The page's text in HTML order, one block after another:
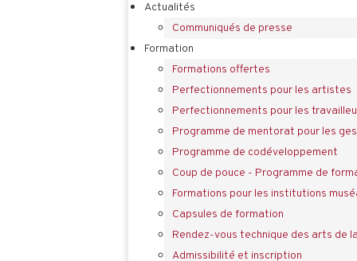
Actualités
Communiqués de presse
Formation
Formations offertes
Perfectionnements pour les artistes
Perfectionnements pour les
Programme de mentorat pour les
Programme de codéveloppement
Coup de pouce - Programme de
Formations pour les institutions
Capsules de formation
Rendez-vous technique des arts de
Admissibilité et inscription